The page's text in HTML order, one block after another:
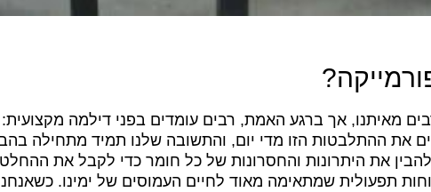
מאיתנו, אך ברגע האמת, רבים עומדים בפני דילמה
את ההתלבטות הזו מדי יום, והתשובה שלנו תמיד מתחילה
את היתרונות והחסרונות של כל חומר כדי לקבל את
תפעולית שמתאימה מאוד לחיים העמוסים של ימינו.